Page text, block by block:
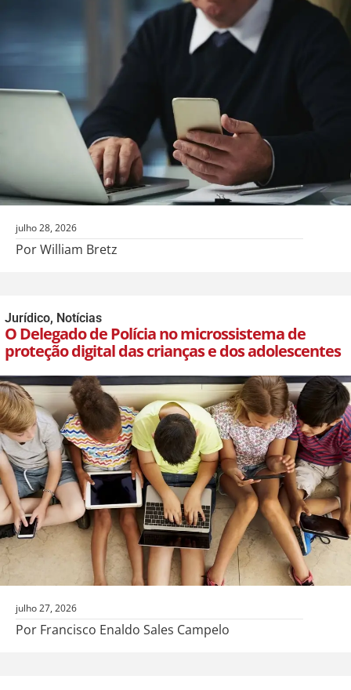
julho 28, 2026
Por William Bretz
Jurídico, Notícias
O Delegado de Polícia no microssistema de
proteção digital das crianças e dos adolescentes
julho 27, 2026
Por Francisco Enaldo Sales Campelo